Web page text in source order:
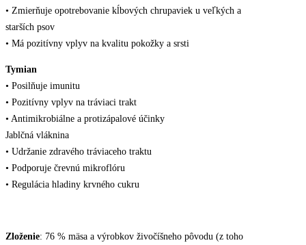
• Zmierňuje opotrebovanie kĺbových chrupaviek u veľkých a
starších psov
• Má pozitívny vplyv na kvalitu pokožky a srsti
Tymian
• Posilňuje imunitu
• Pozitívny vplyv na tráviaci trakt
• Antimikrobiálne a protizápalové účinky
Jablčná vláknina
• Udržanie zdravého tráviaceho traktu
• Podporuje črevnú mikroflóru
• Regulácia hladiny krvného cukru
Zloženie: 76 % mäsa a výrobkov živočíšneho pôvodu (z toho